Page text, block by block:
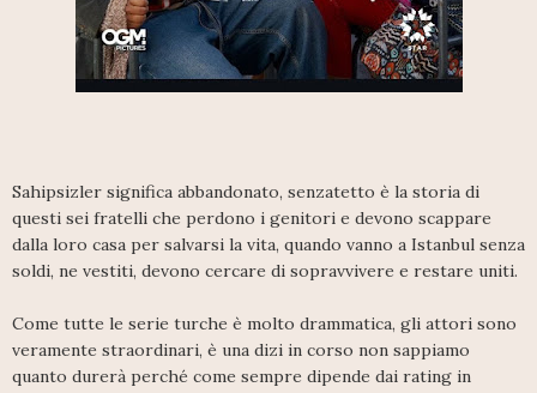
Sahipsizler significa abbandonato, senzatetto è la storia di
questi sei fratelli che perdono i genitori e devono scappare
dalla loro casa per salvarsi la vita, quando vanno a Istanbul senza
soldi, ne vestiti, devono cercare di sopravvivere e restare uniti.
Come tutte le serie turche è molto drammatica, gli attori sono
veramente straordinari, è una dizi in corso non sappiamo
quanto durerà perché come sempre dipende dai rating in